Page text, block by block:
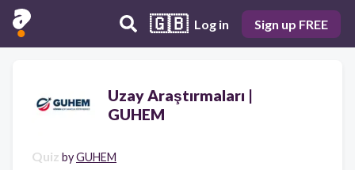
🇬🇧 Log in Sign up FREE
Uzay Araştırmaları |
GUHEM
Quiz byGUHEM